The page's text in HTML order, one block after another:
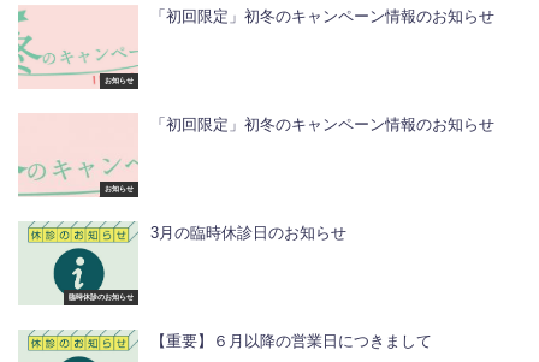
お知らせ
「初回限定」初冬のキャンペーン情報のお知らせ
お知らせ
「初回限定」初冬のキャンペーン情報のお知らせ
臨時休診のお知らせ
3月の臨時休診日のお知らせ
【重要】６月以降の営業日につきまして